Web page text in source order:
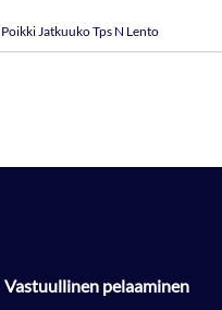
Jatkuuko Tps N Lento
Vastuullinen pelaaminen